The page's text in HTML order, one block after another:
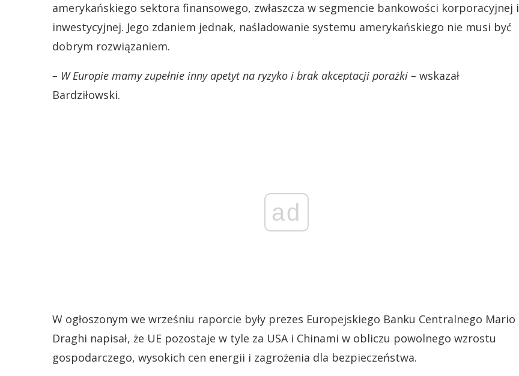
amerykańskiego sektora finansowego, zwłaszcza w segmencie bankowości korporacyjnej i
inwestycyjnej. Jego zdaniem jednak, naśladowanie systemu amerykańskiego nie musi być
dobrym rozwiązaniem.
– W Europie mamy zupełnie inny apetyt na ryzyko i brak akceptacji porażki – wskazał
Bardziłowski.
ad
W ogłoszonym we wrześniu raporcie były prezes Europejskiego Banku Centralnego Mario
Draghi napisał, że UE pozostaje w tyle za USA i Chinami w obliczu powolnego wzrostu
gospodarczego, wysokich cen energii i zagrożenia dla bezpieczeństwa.